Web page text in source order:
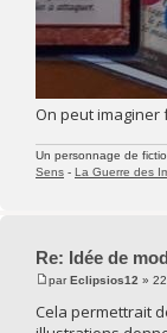
On peut
Un personnage de
Sens - La Guerre des
Re: Idée de
parEclipsios12 »
Cela permettrait